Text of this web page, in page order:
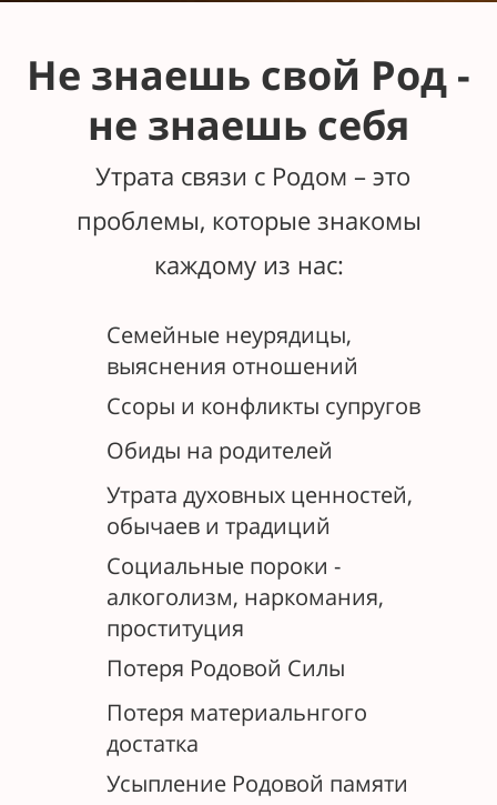
Не знаешь свой Род -
не знаешь себя
Утрата связи с Родом – это
проблемы, которые знакомы
каждому из нас:
Семейные неурядицы,
выяснения отношений
Ссоры и конфликты супругов
Обиды на родителей
Утрата духовных ценностей,
обычаев и традиций
Социальные пороки -
алкоголизм, наркомания,
проституция
Потеря Родовой Силы
Потеря материальнгого
достатка
Усыпление Родовой памяти